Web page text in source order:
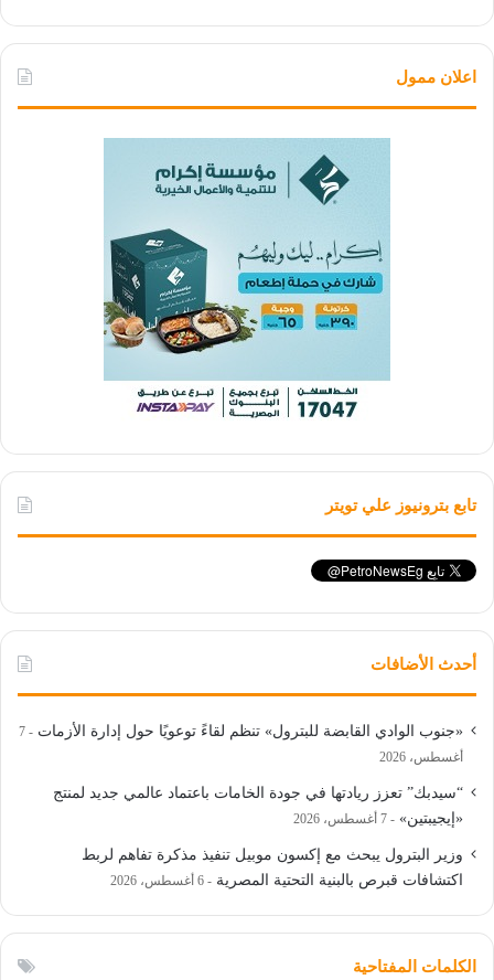
اعلان ممول
تابع بترونيوز علي تويتر
أحدث الأضافات
«جنوب الوادي القابضة للبترول» تنظم لقاءً توعويًا حول إدارة الأزمات
7
أغسطس، 2026
“سيدبك” تعزز ريادتها في جودة الخامات باعتماد عالمي جديد لمنتج
«إيجيبتين»
7 أغسطس، 2026
وزير البترول يبحث مع إكسون موبيل تنفيذ مذكرة تفاهم لربط
اكتشافات قبرص بالبنية التحتية المصرية
6 أغسطس، 2026
الكلمات المفتاحية